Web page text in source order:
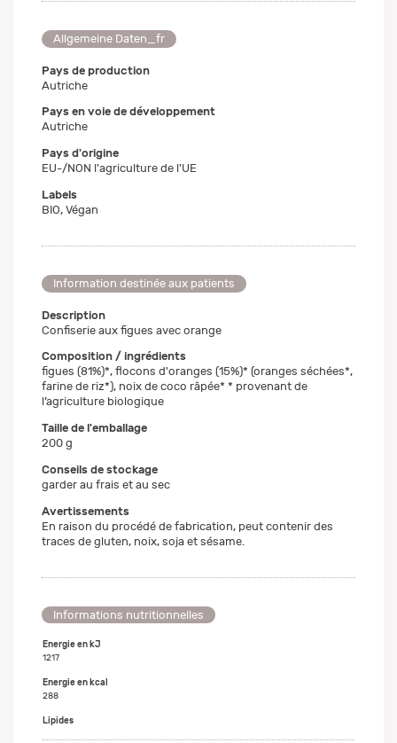
Allgemeine Daten_fr
Pays de production
Autriche
Pays en voie de développement
Autriche
Pays d'origine
EU-/NON l'agriculture de l'UE
Labels
BIO, Végan
Information destinée aux patients
Description
Confiserie aux figues avec orange
Composition / ingrédients
figues (81%)*, flocons d'oranges (15%)* (oranges séchées*,
farine de riz*), noix de coco râpée* * provenant de
l’agriculture biologique
Taille de l'emballage
200 g
Conseils de stockage
garder au frais et au sec
Avertissements
En raison du procédé de fabrication, peut contenir des
traces de gluten, noix, soja et sésame.
Informations nutritionnelles
Energie en kJ
1217
Energie en kcal
288
Lipides